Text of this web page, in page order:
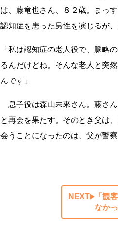
は、藤竜也さん、８２歳。まっ
認知症を患った男性を演じるが
「私は認知症の老人役で、脈略
るんだけどね。そんな老人と突
んです」
息子役は森山未來さん。藤さ
と再会を果たす。そのとき父は
会うことになったのは、父が警
NEXT
「観
なか